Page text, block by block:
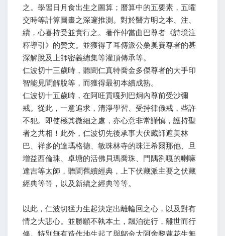
之。學習日月食出生之圖算；曆算中的五要素，五曜
交時等計算圖畫之深邃推測。對於醫方明之本、注、
續，心喜持受並實行之。著作仲當曲巴尊者《詩境注
釋導引》的贊文。並獲得了耳傳派公桑奧賽尊者的甚
深解脫及上師密義總集等灌頂傳承等。
仁波切十三歲時，聽聞仁真特喬金多傑尊者的大手印
智能見聞解脫等，而獲得最初本續成熟。
仁波切十五歲時，在阿旺貢嘎列巴炯內尊前受沙彌
戒。從此，一意追求，清淨學習、受持律儀戒，些許
不犯。即使極其微細之處，亦心意非常謹慎，護持聖
者之共相！此外，仁波切先後承事大伏藏師遮美林
巴、祥多的達瑪格德、敏珠林寺的珠汪希爾那他、旦
增益西倫珠、卓塘的活佛貝瑪喬珠、門隅劄嘎的喇嘛
達吉等太師，聽聞舊續經典，上下伏藏派主要之伏藏
經典等等，以及新續之經典等等。
以此，仁波切猛力生起決定出離輪回之心，以及對有
情之大悲心。並勝願不執本土，飄泊徒行，離世而行
修。特別無有造作地生起了與鄔金大阿舍黎蓮花生無